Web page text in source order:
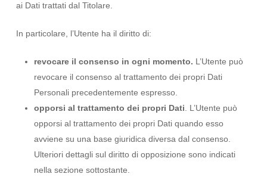
ai Dati trattati dal Titolare.
In particolare, l’Utente ha il diritto di:
revocare il consenso in ogni momento. L’Utente può
revocare il consenso al trattamento dei propri Dati
Personali precedentemente espresso.
opporsi al trattamento dei propri Dati . L’Utente può
opporsi al trattamento dei propri Dati quando esso
avviene su una base giuridica diversa dal consenso.
Ulteriori dettagli sul diritto di opposizione sono indicati
nella sezione sottostante.